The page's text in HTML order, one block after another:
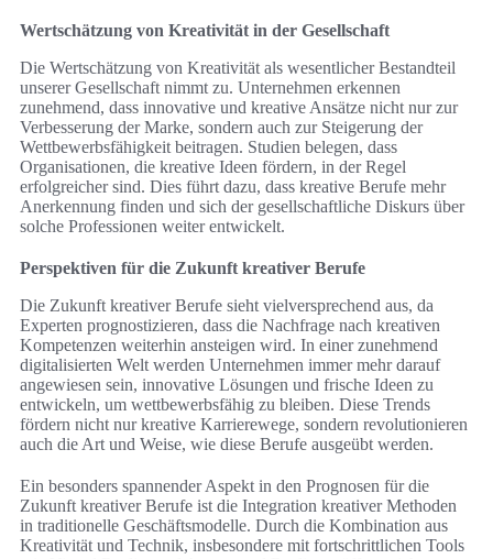
Wertschätzung von Kreativität in der Gesellschaft
Die Wertschätzung von Kreativität als wesentlicher Bestandteil
unserer Gesellschaft nimmt zu. Unternehmen erkennen
zunehmend, dass innovative und kreative Ansätze nicht nur zur
Verbesserung der Marke, sondern auch zur Steigerung der
Wettbewerbsfähigkeit beitragen. Studien belegen, dass
Organisationen, die kreative Ideen fördern, in der Regel
erfolgreicher sind. Dies führt dazu, dass kreative Berufe mehr
Anerkennung finden und sich der gesellschaftliche Diskurs über
solche Professionen weiter entwickelt.
Perspektiven für die Zukunft kreativer Berufe
Die Zukunft kreativer Berufe sieht vielversprechend aus, da
Experten prognostizieren, dass die Nachfrage nach kreativen
Kompetenzen weiterhin ansteigen wird. In einer zunehmend
digitalisierten Welt werden Unternehmen immer mehr darauf
angewiesen sein, innovative Lösungen und frische Ideen zu
entwickeln, um wettbewerbsfähig zu bleiben. Diese Trends
fördern nicht nur kreative Karrierewege, sondern revolutionieren
auch die Art und Weise, wie diese Berufe ausgeübt werden.
Ein besonders spannender Aspekt in den Prognosen für die
Zukunft kreativer Berufe ist die Integration kreativer Methoden
in traditionelle Geschäftsmodelle. Durch die Kombination aus
Kreativität und Technik, insbesondere mit fortschrittlichen Tools